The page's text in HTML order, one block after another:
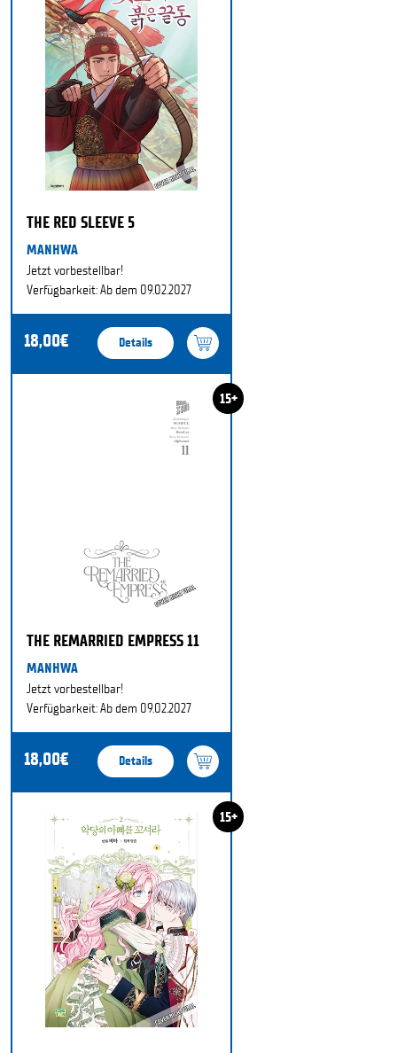
THE RED SLEEVE 5
MANHWA
Jetzt vorbestellbar!
Verfügbarkeit: Ab dem 09.02.2027
18,00€ Details
15+
THE REMARRIED EMPRESS 11
MANHWA
Jetzt vorbestellbar!
Verfügbarkeit: Ab dem 09.02.2027
18,00€ Details
15+